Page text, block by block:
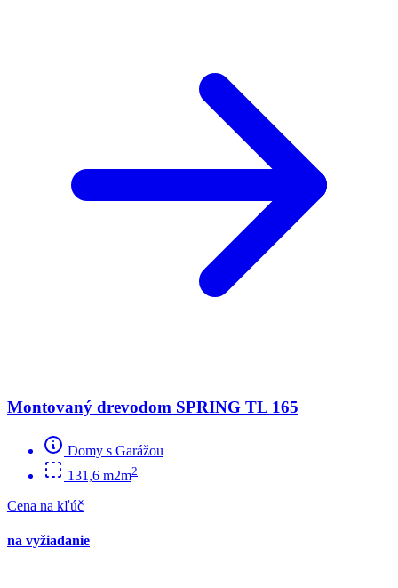
Montovaný drevodom SPRING TL 165
Domy s Garážou
131,6 m2m2
Cena na kľúč
na vyžiadanie